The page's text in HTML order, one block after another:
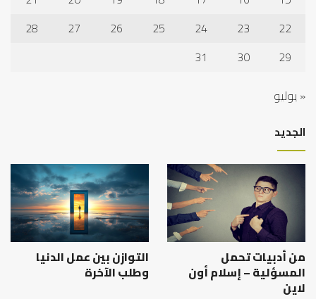
22
23
24
25
26
27
28
29
30
31
« يوليو
الجديد
من أدبيات تحمل
المسؤلية – إسلام أون
لاين
التوازن بين عمل الدنيا
وطلب الآخرة